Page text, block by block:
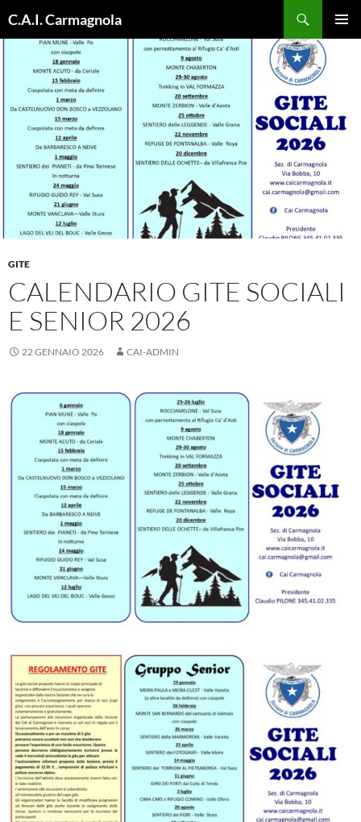
al
contenuto
C.A.I. Carmagnola
GITE
CALENDARIO GITE SOCIALI
E SENIOR 2026
22 GENNAIO 2026 CAI-ADMIN